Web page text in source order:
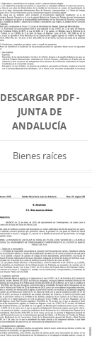
DESCARGAR PDF -
JUNTA DE
ANDALUCÍA
Bienes raíces